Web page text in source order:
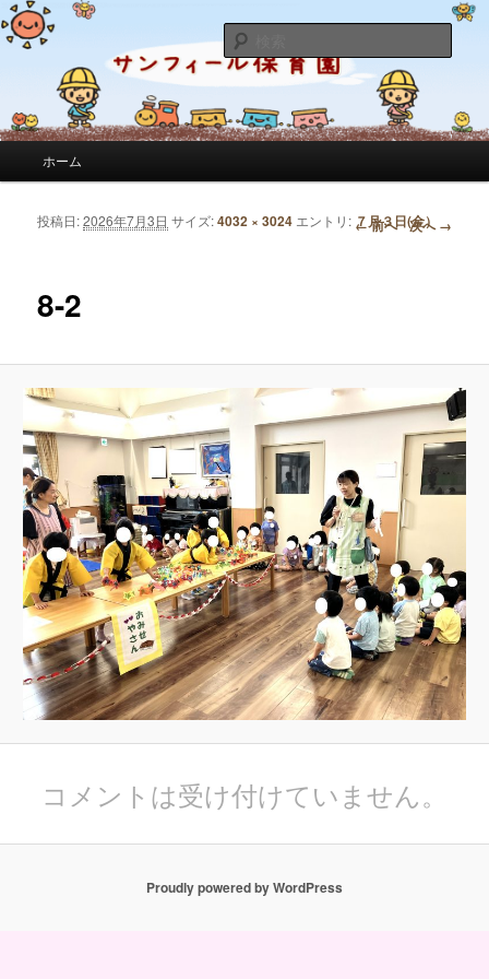
サンフィール保育園のブログ
サンフィール保育園のせんせいのブログです。園の日常を綴っています。
索
メインコンテンツへ移動
サブコンテンツへ移動
ホーム
画像ナビゲーション ← 前へ 次へ →
8-2
投稿日:2026年7月3日 サイズ:4032 × 3024 エントリ: ７月３日(金）
コメントは受け付けていません。
Proudly powered by WordPress